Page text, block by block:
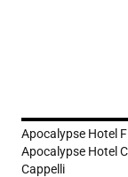
Apocalypse Hotel
Apocalypse Hotel
Cappelli